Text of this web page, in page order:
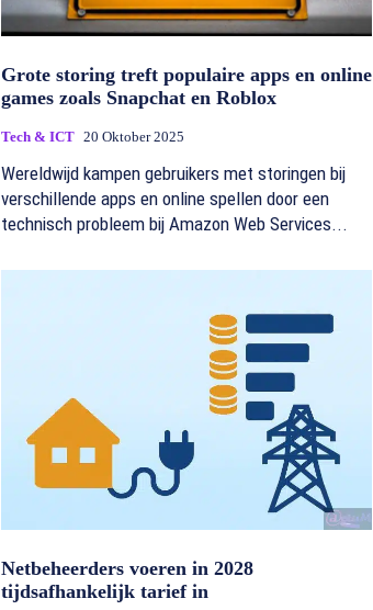
Grote storing treft populaire apps en online
games zoals Snapchat en Roblox
Tech & ICT 20 Oktober 2025
Wereldwijd kampen gebruikers met storingen bij
verschillende apps en online spellen door een
technisch probleem bij Amazon Web Services...
Netbeheerders voeren in 2028
tijdsafhankelijk tarief in